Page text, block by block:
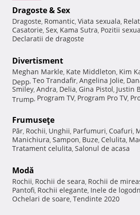
Dragoste & Sex
Dragoste, Romantic, Viata sexuala,
Casatorie, Sex, Kama Sutra, Pozitii
Declaratii de dragoste
Divertisment
Meghan Markle, Kate Middleton, Kim
Depp, Teo Trandafir, Angelina Jolie,
Smiley, Andra, Delia, Gina Pistol, Justin
Trump, Program TV, Program Pro TV,
Frumuseţe
Păr, Rochii, Unghii, Parfumuri, Coafuri,
Manichiura, Sampon, Buze, Celulita,
Tratament celulita, Salonul de acasa
Modă
Rochii, Rochii de seara, Rochii de
Pantofi, Rochii elegante, Inele de
Ochelari de soare, Tendinte 2020